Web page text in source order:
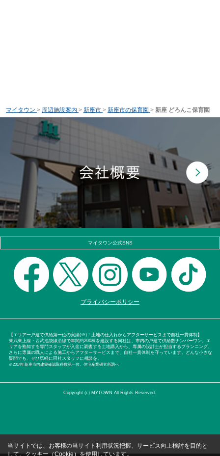
マイタウン > 周辺施設案内 > 新座市 > 新座市の保育園 > 新座 どろんこ保育園
マイタウン公式SNS
プライバシーポリシー
【エリア一戸建て供給第一位の実績(※)！土地の仕入れからアフターサービスまで自社一貫体制】
東武東上線・西武池袋線沿線で年間約200棟を建設する同社は、市内の戸建て供給数ナンバーワン。エ
リアを熟知する専門スタッフが入念に調査する土地購入から、専属の設計士が担当するプランニング、
さらに専属の職人による施工からアフターサービスまで、自社一貫体制を守っています。どんな小さな
疑問でも、ぜひ気軽に同社スタッフに相談を。
※2014年新座市内建築確認取得数第一位。住宅産業研究所調べ
Copyright (c) MYTOWN All Rights Reserved.
当サイトでは、お客様の当サイト利用状況把握、サービス向上検討を目的と
して、クッキー（Cookie）を使用しています。